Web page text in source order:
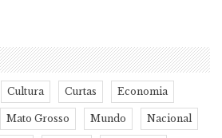
Cultura Curtas Economia
Mato Grosso Mundo Nacional